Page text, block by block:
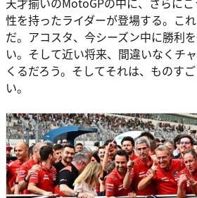
性を持ったライダーが登場する。こ
だ。アコスタ、今シーズン中に勝利
い。そして近い将来、間違いなくチ
くるだろう。そしてそれは、ものす
い。